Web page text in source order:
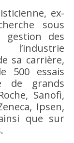
ex-
sous
gestion des
sa carrière,
500 essais
de grands
Sanofi,
Ipsen,
que sur